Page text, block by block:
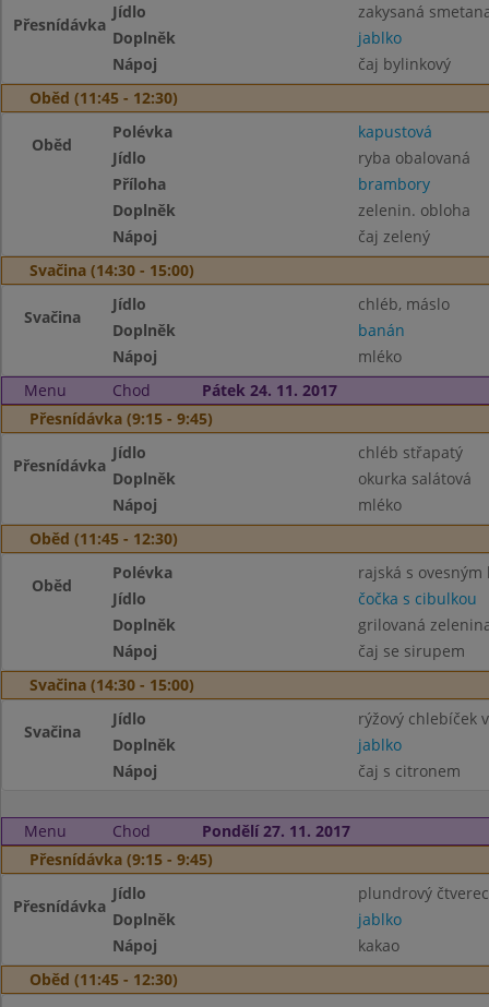
Přesnídávka
Jídlo
zakysaná
Doplněk
jablko
Nápoj
čaj bylinkový
Oběd (11:45 - 12:30)
Oběd
Polévka
kapustová
Jídlo
ryba obalovaná
Příloha
brambory
Doplněk
zelenin. obloha
Nápoj
čaj zelený
Svačina (14:30 - 15:00)
Svačina
Jídlo
chléb, máslo
Doplněk
banán
Nápoj
mléko
Menu
Chod
Pátek 24. 11. 2017
Přesnídávka (9:15 - 9:45)
Přesnídávka
Jídlo
chléb střapatý
Doplněk
okurka salátová
Nápoj
mléko
Oběd (11:45 - 12:30)
Oběd
Polévka
rajská s ovesným
Jídlo
čočka s cibulkou
Doplněk
grilovaná
Nápoj
čaj se sirupem
Svačina (14:30 - 15:00)
Svačina
Jídlo
rýžový chlebíček
Doplněk
jablko
Nápoj
čaj s citronem
Menu Chod
Pondělí 27. 11. 2017
Přesnídávka (9:15 - 9:45)
Přesnídávka
Jídlo
plundrový
Doplněk
jablko
Nápoj
kakao
Oběd (11:45 - 12:30)